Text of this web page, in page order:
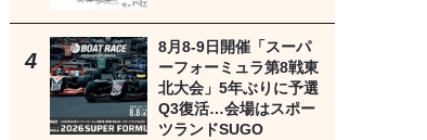
8月8‐9日開催「スーパ
ーフォーミュラ第8戦東
北大会」5年ぶりに予選
Q3復活…会場はスポー
ツランドSUGO